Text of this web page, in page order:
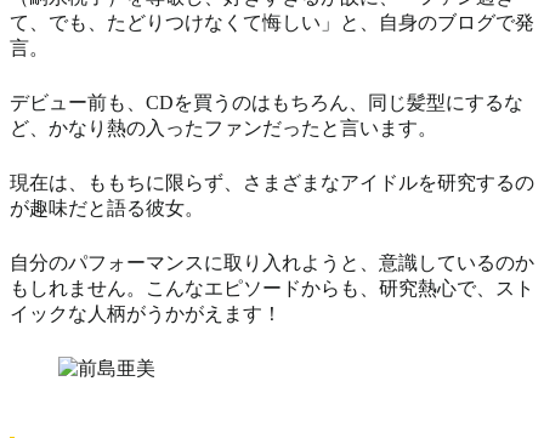
て、でも、たどりつけなくて悔しい」と、自身のブログで発
言。
デビュー前も、CDを買うのはもちろん、同じ髪型にするな
ど、かなり熱の入ったファンだったと言います。
現在は、ももちに限らず、さまざまなアイドルを研究するの
が趣味だと語る彼女。
自分のパフォーマンスに取り入れようと、意識しているのか
もしれません。こんなエピソードからも、研究熱心で、スト
イックな人柄がうかがえます！